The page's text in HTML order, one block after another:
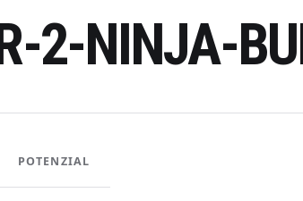
2-NINJA-
POTENZIAL